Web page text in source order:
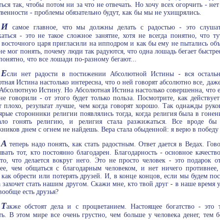
так, чтобы потом ни за что не отвечать. Но хочу всех огорчить -
- проблемы обязательно будут, как бы мы не ухищрялись.
И самое главное, что мы должны делать с радостью - это
- это не такое сложное занятие, хотя не всегда понятно, что
восточного царя пригласили на ипподром и как бы ему не пытались
мог понять, почему люди так радуются, что одна лошадь бегает
что все лошади по-разному бегают...
Если нет радости в постижении Абсолютной Истины - вся
Истина настолько интересна, что о ней говорят абсолютно все,
Истину. Но Абсолютная Истина настолько совершенна, что
говорили - от этого будет только польза. Посмотрите, как
плохо, результат лучше, чем когда говорят хорошо. Так однажды
сторонники религии появлялись тогда, когда религия была в
гонять религию, и религия стала разжижаться. Все вроде
днем с огнем не найдешь. Вера стала обыденной: я верю в
А теперь надо понять, как стать радостным. Ответ дается в Ведах.
тот, кто постоянно благодарен. Благодарность - основное
что делается вокруг него. Это не просто человек - это подарок
чем общаться с благодарным человеком, и нет ничего
как обрести или потерять друзей. И, в конце концов, если мы будем
захочет стать нашим другом. Скажи мне, кто твой друг - в наше
есть друзья?
Также обстоят дела и с процветанием. Настоящее богатство - это
В этом мире все очень грустно, чем больше у человека денег,